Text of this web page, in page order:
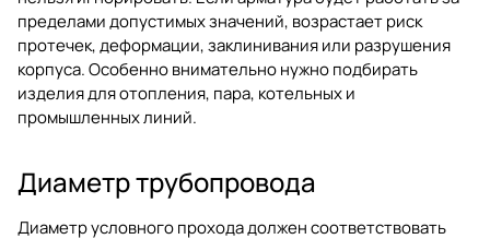
пределами допустимых значений, возрастает риск
протечек, деформации, заклинивания или разрушения
корпуса. Особенно внимательно нужно подбирать
изделия для отопления, пара, котельных и
промышленных линий.
Диаметр трубопровода
Диаметр условного прохода должен соответствовать